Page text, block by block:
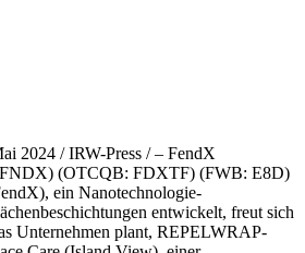
2024 / IRW-Press / – FendX
FNDX) (OTCQB: FDXTF) (FWB: E8D)
ein Nanotechnologie-
entwickelt, freut sich
Unternehmen plant, REPELWRAP-